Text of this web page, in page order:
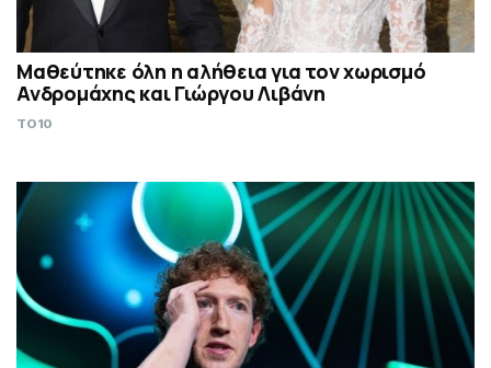
Μαθεύτηκε όλη η αλήθεια για τον χωρισμό
Ανδρομάχης και Γιώργου Λιβάνη
TO10